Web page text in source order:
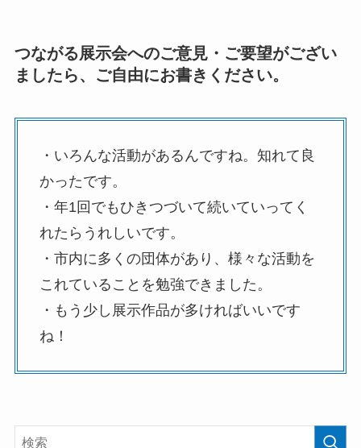
つながる展示会へのご意見・ご要望がござい
ましたら、ご自由にお書きください。
・いろんな活動があるんですね。知れて良
かったです。
・年1回でもひきつづいて続いていってく
れたらうれしいです。
・市内に多くの団体があり、様々な活動を
これていることを勉強できました。
・もう少し展示作品が多ければいいです
ね！